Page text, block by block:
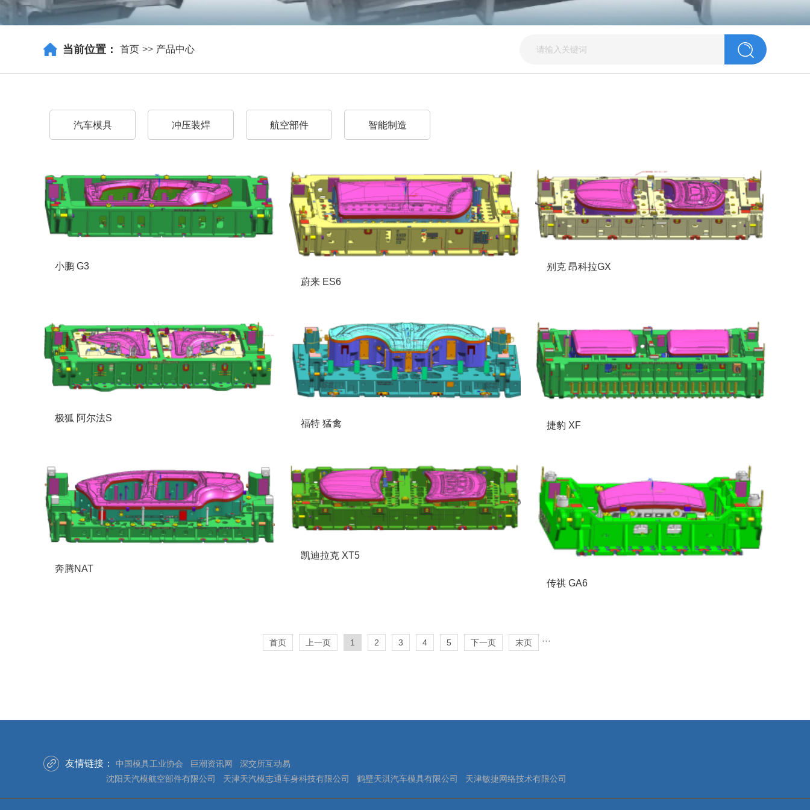
当前位置： 首页 >> 产品中心
汽车模具 冲压装焊 航空部件 智能制造
小鹏 G3
蔚来 ES6
别克 昂科拉GX
极狐 阿尔法S
福特 猛禽 捷豹 XF
奔腾NAT
凯迪拉克 XT5
传祺 GA6
首页 上一页 1 2 3 4 5 ···
下一页 末页
友情链接： 中国模具工业协会 巨潮资讯网
深交所互动易
沈阳天汽模航空部件有限公司
天津天汽模志通车身科技有限公司 鹤壁天淇汽车模具有限公司 天津敏捷网络技术有限公司